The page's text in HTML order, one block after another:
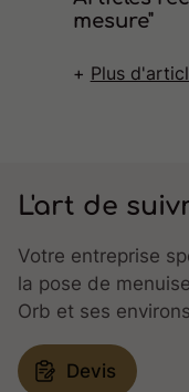
mesure"
Plus
L'art de
Votre entreprise
la pose de
Orb et ses environs
Devis